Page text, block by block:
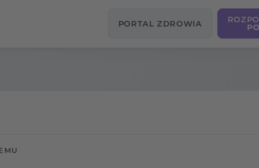
PORTAL ZDROWIA